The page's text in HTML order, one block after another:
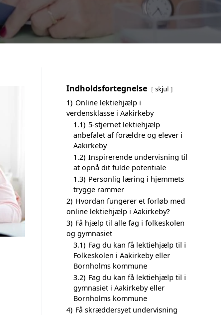
Indholdsfortegnelse skjul
1) Online lektiehjælp i
verdensklasse i Aakirkeby
1.1) 5-stjernet lektiehjælp
anbefalet af forældre og elever i
Aakirkeby
1.2) Inspirerende undervisning til
at opnå dit fulde potentiale
1.3) Personlig læring i hjemmets
trygge rammer
2) Hvordan fungerer et forløb med
online lektiehjælp i Aakirkeby?
3) Få hjælp til alle fag i folkeskolen
og gymnasiet
3.1) Fag du kan få lektiehjælp til i
Folkeskolen i Aakirkeby eller
Bornholms kommune
3.2) Fag du kan få lektiehjælp til i
gymnasiet i Aakirkeby eller
Bornholms kommune
4) Få skræddersyet undervisning